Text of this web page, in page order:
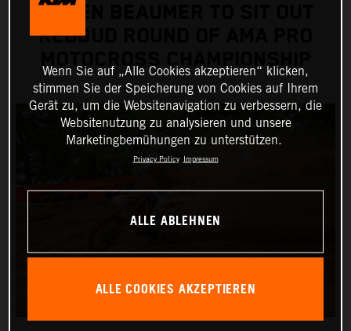
JULIEN BEAUMER TO SIT OUT
REDBUD ROUND OF AMA PRO
MOTOCROSS CHAMPIONSHIP
Wenn Sie auf „Alle Cookies akzeptieren“ klicken,
stimmen Sie der Speicherung von Cookies auf Ihrem
Gerät zu, um die Websitenavigation zu verbessern, die
Websitenutzung zu analysieren und unsere
Marketingbemühungen zu unterstützen.
Privacy Policy Impressum
ALLE ABLEHNEN
ALLE COOKIES AKZEPTIEREN